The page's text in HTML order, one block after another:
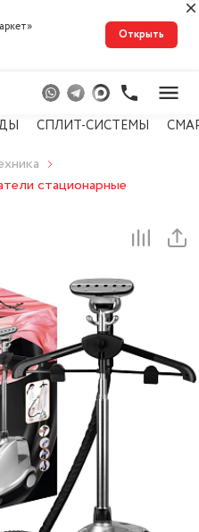
Открыть
СПЛИТ-СИСТЕМЫ
стационарные